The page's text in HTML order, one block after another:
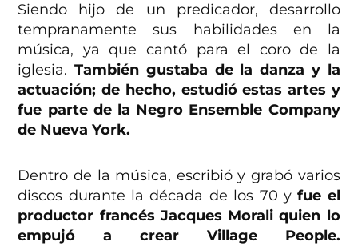
Siendo hijo de un predicador, desarrollo
tempranamente sus habilidades en la
música, ya que cantó para el coro de la
iglesia.También gustaba de la danza y la
actuación; de hecho, estudió estas artes y
fue parte de la Negro Ensemble Company
de Nueva York.
Dentro de la música, escribió y grabó varios
discos durante la década de los 70 yfue el
productor francés Jacques Morali quien lo
empujó a crear Village People.